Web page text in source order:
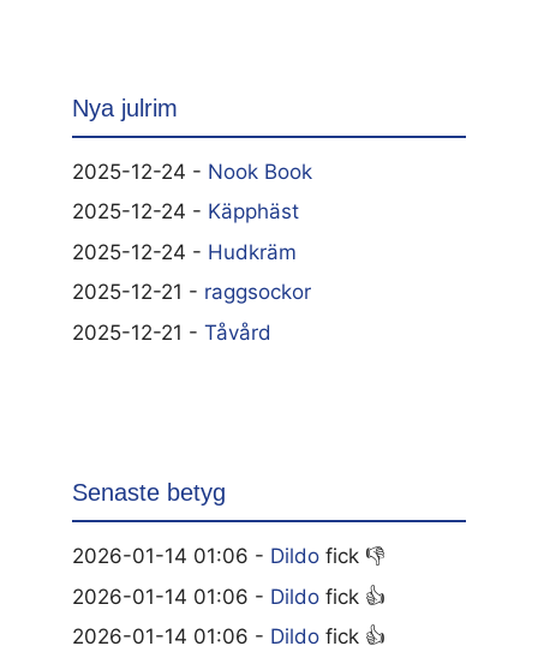
Nya julrim
2025-12-24 - Nook Book
2025-12-24 - Käpphäst
2025-12-24 - Hudkräm
2025-12-21 - raggsockor
2025-12-21 - Tåvård
Senaste betyg
2026-01-14 01:06 - Dildo fick 👎
2026-01-14 01:06 - Dildo fick 👍
2026-01-14 01:06 - Dildo fick 👍